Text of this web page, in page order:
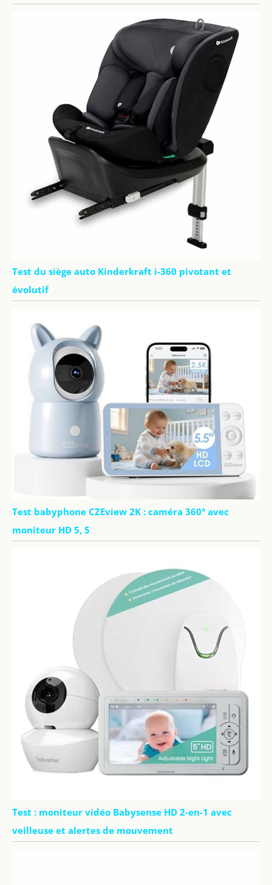
Test du siège auto Kinderkraft i-360 pivotant et
évolutif
Test babyphone CZEview 2K : caméra 360° avec
moniteur HD 5, 5
Test : moniteur vidéo Babysense HD 2-en-1 avec
veilleuse et alertes de mouvement